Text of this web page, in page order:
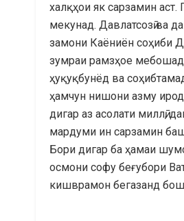
халқҳои як сарзамин аст.
мекунад. Давлатсозӣ ва
замони Каёниён соҳиби
зумраи рамзҳое
ҳуқуқбунёд ва
ҳамчун нишони азму
дигар аз асолати миллӣ,
мардуми ин сарзамин
Бори дигар ба ҳамаи
осмони софу беғубори
кишврамон бегазанд